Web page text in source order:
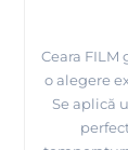
Ceara FILM
o alegere
Se aplică